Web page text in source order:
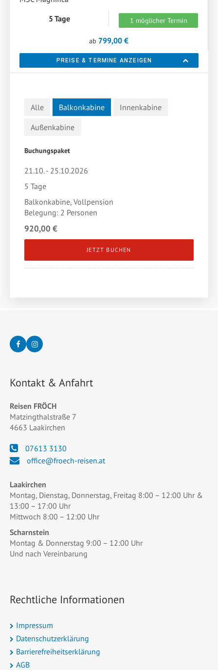
5 Tage
1 möglicher Termin
ab 799,00 €
PREISE & TERMINE ANZEIGEN
Alle Balkonkabine Innenkabine
Außenkabine
Buchungspaket
21.10. - 25.10.2026
5 Tage
Balkonkabine, Vollpension
Belegung: 2 Personen
920,00 €
JETZT BUCHEN
Kontakt & Anfahrt
Reisen FRÖCH
Matzingthalstraße 7
4663 Laakirchen
07613 3130
office@froech-reisen.at
Laakirchen
Montag, Dienstag, Donnerstag, Freitag 8:00 – 12:00 Uhr &
13:00 – 17:00 Uhr
Mittwoch 8:00 – 12:00 Uhr
Scharnstein
Montag & Donnerstag 9:00 – 12:00 Uhr
Und nach Vereinbarung
Rechtliche Informationen
Impressum
Datenschutzerklärung
Barrierefreiheitserklärung
AGB